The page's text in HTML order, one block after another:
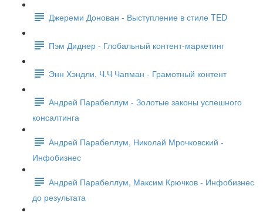
Джереми Донован - Выступление в стиле TED
Пэм Диднер - Глобальный контент-маркетинг
Энн Хэндли, Ч.Ч Чапман - Грамотный контент
Андрей Парабеллум - Золотые законы успешного
консалтинга
Андрей Парабеллум, Николай Мрочковский -
Инфобизнес
Андрей Парабеллум, Максим Крючков - Инфобизнес
до результата